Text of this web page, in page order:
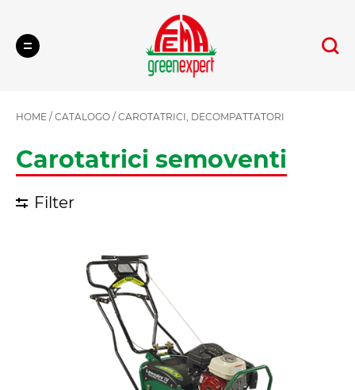
Cerca
HOME / CATALOGO / CAROTATRICI, DECOMPATTATORI
Carotatrici semoventi
Filter